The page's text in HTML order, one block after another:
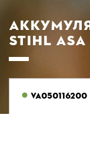
STIHL
VA050116200